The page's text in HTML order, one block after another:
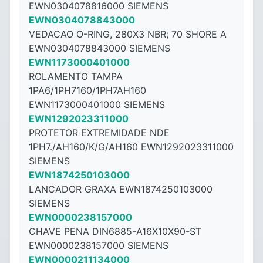
EWN0304078816000 SIEMENS
EWN0304078843000
VEDACAO O-RING, 280X3 NBR; 70 SHORE A
EWN0304078843000 SIEMENS
EWN1173000401000
ROLAMENTO TAMPA
1PA6/1PH7160/1PH7AH160
EWN1173000401000 SIEMENS
EWN1292023311000
PROTETOR EXTREMIDADE NDE
1PH7./AH160/K/G/AH160 EWN1292023311000
SIEMENS
EWN1874250103000
LANCADOR GRAXA EWN1874250103000
SIEMENS
EWN0000238157000
CHAVE PENA DIN6885-A16X10X90-ST
EWN0000238157000 SIEMENS
EWN0000211134000